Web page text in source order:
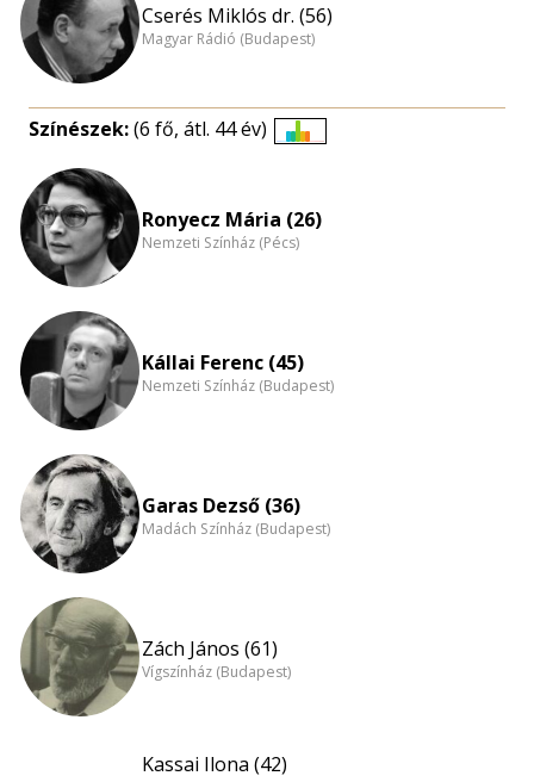
Cserés Miklós dr. (56)
Magyar Rádió (Budapest)
Színészek:(6 fő, átl. 44 év)
nagyítása
Ronyecz Mária (26)
Nemzeti Színház (Pécs)
Kállai Ferenc (45)
Nemzeti Színház (Budapest)
Garas Dezső (36)
Madách Színház (Budapest)
Zách János (61)
Vígszínház (Budapest)
Kassai Ilona (42)